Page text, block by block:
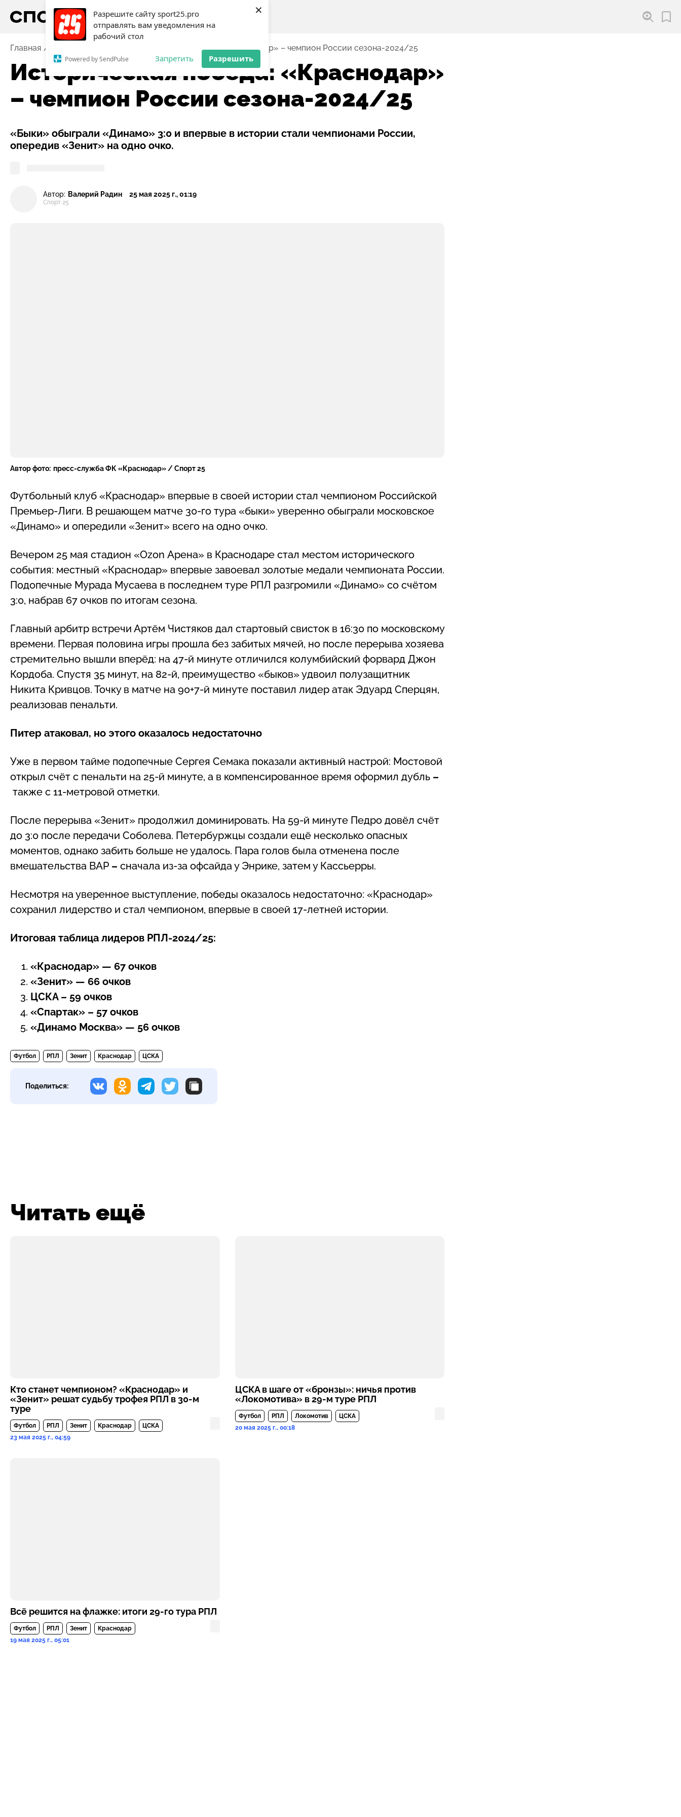
Разрешите сайту sport25.pro
отправлять вам уведомления на
рабочий стол
Powered by SendPulse Запретить Разрешить
×
Главная Историческая победа: «Краснодар» – чемпион России сезона-2024/25
Историческая победа: «Краснодар»
– чемпион России сезона-2024/25
«Быки» обыграли «Динамо» 3:0 и впервые в истории стали чемпионами России,
опередив «Зенит» на одно очко.
Автор: Валерий Радин
Спорт 25
25 мая 2025 г., 01:19
Автор фото: пресс-служба ФК «Краснодар» / Спорт 25
Футбольный клуб «Краснодар» впервые в своей истории стал чемпионом Российской
Премьер-Лиги. В решающем матче 30-го тура «быки» уверенно обыграли московское
«Динамо» и опередили «Зенит» всего на одно очко.
Вечером 25 мая стадион «Ozon Арена» в Краснодаре стал местом исторического
события: местный «Краснодар» впервые завоевал золотые медали чемпионата России.
Подопечные Мурада Мусаева в последнем туре РПЛ разгромили «Динамо» со счётом
3:0, набрав 67 очков по итогам сезона.
Главный арбитр встречи Артём Чистяков дал стартовый свисток в 16:30 по московскому
времени. Первая половина игры прошла без забитых мячей, но после перерыва хозяева
стремительно вышли вперёд: на 47-й минуте отличился колумбийский форвард Джон
Кордоба. Спустя 35 минут, на 82-й, преимущество «быков» удвоил полузащитник
Никита Кривцов. Точку в матче на 90+7-й минуте поставил лидер атак Эдуард Сперцян,
реализовав пенальти.
Питер атаковал, но этого оказалось недостаточно
Уже в первом тайме подопечные Сергея Семака показали активный настрой: Мостовой
открыл счёт с пенальти на 25-й минуте, а в компенсированное время оформил дубль –
также с 11-метровой отметки.
После перерыва «Зенит» продолжил доминировать. На 59-й минуте Педро довёл счёт
до 3:0 после передачи Соболева. Петербуржцы создали ещё несколько опасных
моментов, однако забить больше не удалось. Пара голов была отменена после
вмешательства ВАР – сначала из-за офсайда у Энрике, затем у Кассьерры.
Несмотря на уверенное выступление, победы оказалось недостаточно: «Краснодар»
сохранил лидерство и стал чемпионом, впервые в своей 17-летней истории.
Итоговая таблица лидеров РПЛ-2024/25:
«Краснодар» — 67 очков
«Зенит» — 66 очков
ЦСКА – 59 очков
«Спартак» – 57 очков
«Динамо Москва» — 56 очков
Футбол РПЛ Зенит Краснодар ЦСКА
Поделиться:
Читать ещё
Кто станет чемпионом? «Краснодар» и
«Зенит» решат судьбу трофея РПЛ в 30-м
туре
Футбол РПЛ Зенит Краснодар
ЦСКА
23 мая 2025 г., 04:59
ЦСКА в шаге от «бронзы»: ничья против
«Локомотива» в 29-м туре РПЛ
Футбол РПЛ Локомотив
ЦСКА
20 мая 2025 г., 00:18
Всё решится на флажке: итоги 29-го тура РПЛ
Футбол РПЛ Зенит
Краснодар
19 мая 2025 г., 05:01